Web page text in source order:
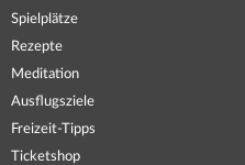
Spielplätze
Rezepte
Meditation
Ausflugsziele
Freizeit-Tipps
Ticketshop